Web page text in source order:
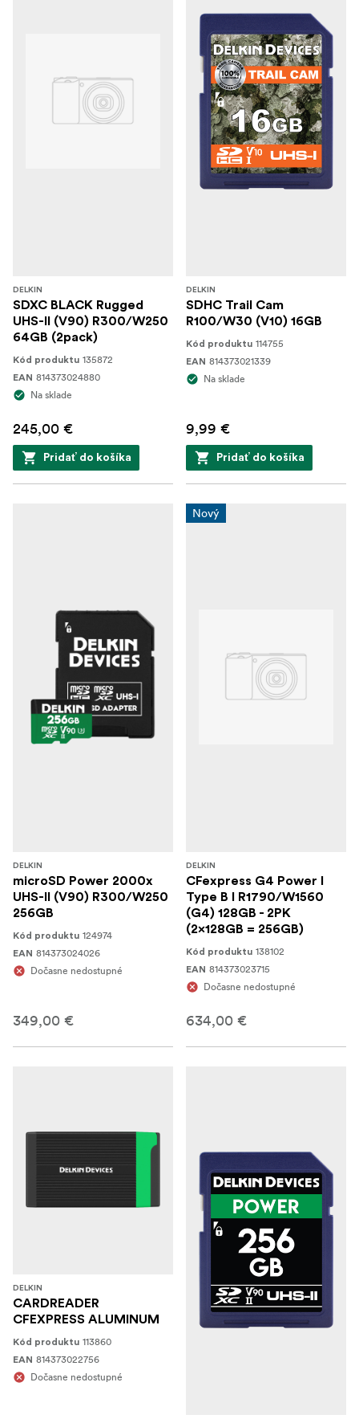
DELKIN
SDXC BLACK Rugged
UHS-II (V90) R300/W250
64GB (2pack)
Kód produktu 135872
EAN 814373024880
Na sklade
245,00 €
Pridať do košíka
DELKIN
SDHC Trail Cam
R100/W30 (V10) 16GB
Kód produktu 114755
EAN 814373021339
Na sklade
9,99 €
Pridať do košíka
DELKIN
microSD Power 2000x
UHS-II (V90) R300/W250
256GB
Kód produktu 124974
EAN 814373024026
Dočasne nedostupné
349,00 €
Nový
DELKIN
CFexpress G4 Power I
Type B I R1790/W1560
(G4) 128GB - 2PK
(2x128GB = 256GB)
Kód produktu 138102
EAN 814373023715
Dočasne nedostupné
634,00 €
DELKIN
CARDREADER
CFEXPRESS ALUMINUM
Kód produktu 113860
EAN 814373022756
Dočasne nedostupné